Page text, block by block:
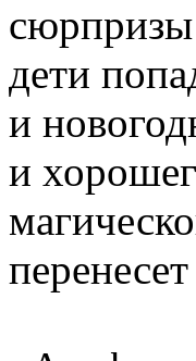
сюрпризы
дети
и
и